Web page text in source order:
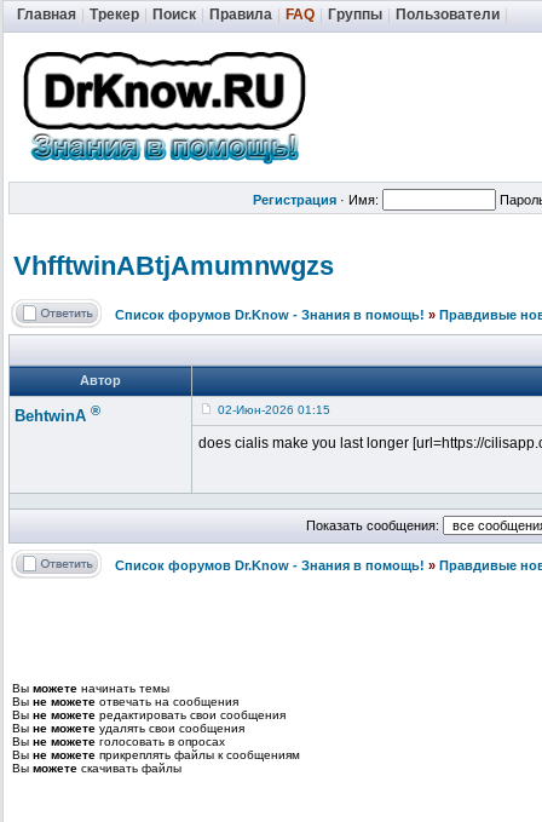
Главная Трекер Поиск Правила FAQ Группы Пользователи
Регистрация · Имя:
VhfftwinABtjAmumnwgzs
Список форумов Dr.Know - Знания в помощь! » Правдивые
Автор
BehtwinA ® 02-Июн-2026 01:15
does cialis make you last longer [url=https://
Показать сообщения:
Список форумов Dr.Know - Знания в помощь! » Правдивые
Вы можете начинать темы
Вы не можете отвечать на сообщения
Вы не можете редактировать свои сообщения
Вы не можете удалять свои сообщения
Вы не можете голосовать в опросах
Вы не можете прикреплять файлы к сообщениям
Вы можете скачивать файлы